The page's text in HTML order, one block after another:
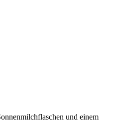
und einem